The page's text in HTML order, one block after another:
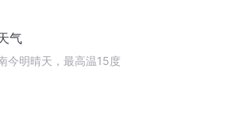
气
今明晴天，最高温15度